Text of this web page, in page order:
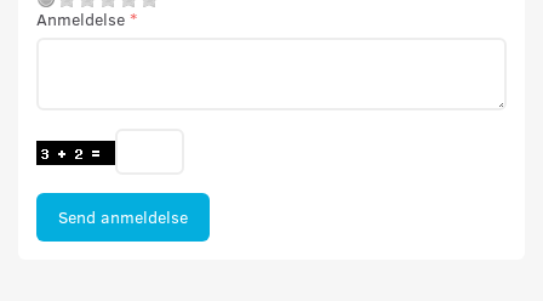
Anmeldelse
Send anmeldelse